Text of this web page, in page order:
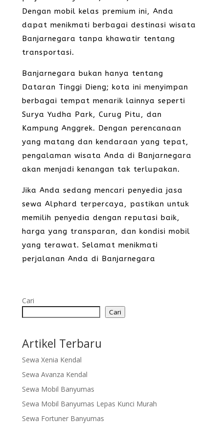
Dengan mobil kelas premium ini, Anda
dapat menikmati berbagai destinasi wisata
Banjarnegara tanpa khawatir tentang
transportasi.
Banjarnegara bukan hanya tentang
Dataran Tinggi Dieng; kota ini menyimpan
berbagai tempat menarik lainnya seperti
Surya Yudha Park, Curug Pitu, dan
Kampung Anggrek. Dengan perencanaan
yang matang dan kendaraan yang tepat,
pengalaman wisata Anda di Banjarnegara
akan menjadi kenangan tak terlupakan.
Jika Anda sedang mencari penyedia jasa
sewa Alphard terpercaya, pastikan untuk
memilih penyedia dengan reputasi baik,
harga yang transparan, dan kondisi mobil
yang terawat. Selamat menikmati
perjalanan Anda di Banjarnegara
Cari
Cari
Artikel Terbaru
Sewa Xenia Kendal
Sewa Avanza Kendal
Sewa Mobil Banyumas
Sewa Mobil Banyumas Lepas Kunci Murah
Sewa Fortuner Banyumas